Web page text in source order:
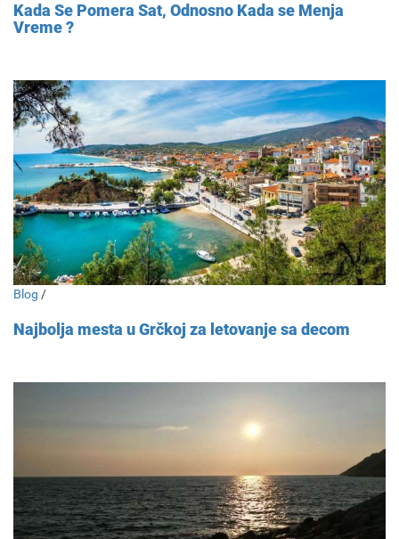
Kada Se Pomera Sat, Odnosno Kada se Menja
Vreme ?
Blog /
Najbolja mesta u Grčkoj za letovanje sa decom